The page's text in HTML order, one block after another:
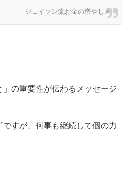
ジェイソン流お金の増やし方
」の重要性が伝わるメッセージ
すが、何事も継続して個の力